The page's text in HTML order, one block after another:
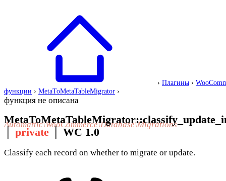
› Плагины ›
функции › MetaToMetaTableMigrator ›
функция не описана
Automattic\WooCommerce\Database\Migrations
private WC 1.0
Classify each record on whether to migrate or update.